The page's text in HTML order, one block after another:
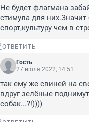
Не будет флагмана
стимула для них.Значит
спорт,культуру чем в
ОТВЕТИТЬ
Гость
27 июля 2022, 14:51
так ему же свиней на
вдруг зелёные
собак...?!))))